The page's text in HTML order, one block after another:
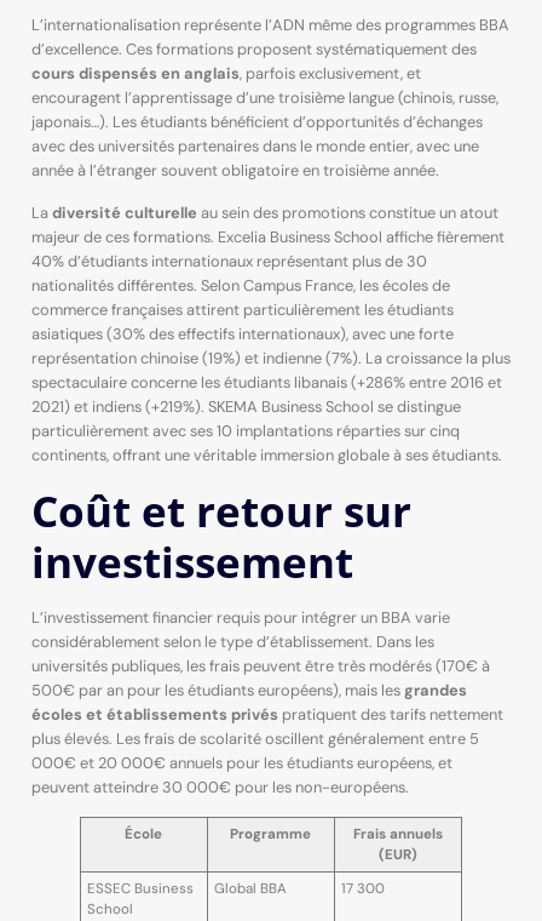
L’internationalisation représente l’ADN même des programmes BBA
d’excellence. Ces formations proposent systématiquement des
cours dispensés en anglais, parfois exclusivement, et
encouragent l’apprentissage d’une troisième langue (chinois, russe,
japonais…). Les étudiants bénéficient d’opportunités d’échanges
avec des universités partenaires dans le monde entier, avec une
année à l’étranger souvent obligatoire en troisième année.
Ladiversité culturelle au sein des promotions constitue un atout
majeur de ces formations. Excelia Business School affiche fièrement
40% d’étudiants internationaux représentant plus de 30
nationalités différentes. Selon Campus France, les écoles de
commerce françaises attirent particulièrement les étudiants
asiatiques (30% des effectifs internationaux), avec une forte
représentation chinoise (19%) et indienne (7%). La croissance la plus
spectaculaire concerne les étudiants libanais (+286% entre 2016 et
2021) et indiens (+219%). SKEMA Business School se distingue
particulièrement avec ses 10 implantations réparties sur cinq
continents, offrant une véritable immersion globale à ses étudiants.
Coût et retour sur
investissement
L’investissement financier requis pour intégrer un BBA varie
considérablement selon le type d’établissement. Dans les
universités publiques, les frais peuvent être très modérés (170€ à
500€ par an pour les étudiants européens), mais lesgrandes
écoles et établissements privés pratiquent des tarifs nettement
plus élevés. Les frais de scolarité oscillent généralement entre 5
000€ et 20 000€ annuels pour les étudiants européens, et
peuvent atteindre 30 000€ pour les non-européens.
École Programme
Frais annuels
(EUR)
ESSEC Business
School
Global BBA 17 300